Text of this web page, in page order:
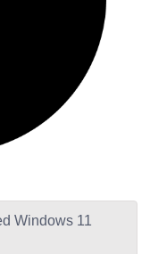
Windows 11